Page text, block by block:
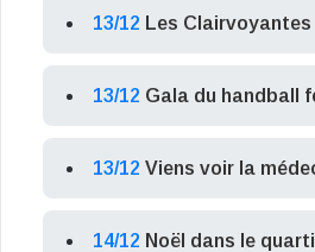
13/12 Les Clairvoyantes
13/12 Gala du handball
13/12 Viens voir la
14/12 Noël dans le